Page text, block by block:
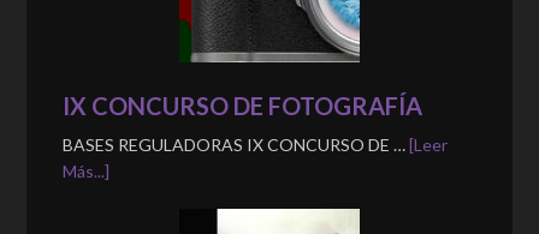
IX CONCURSO DE FOTOGRAFÍA
BASES REGULADORAS IX CONCURSO DE …[Leer
Más...]